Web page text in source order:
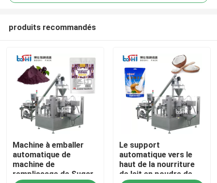
Accueil
A propos de nous
Contacts
produits recommandés
Machine à emballer
automatique de
machine de
remplissage de Sugar
Le support
automatique vers le
haut de la nourriture
de lait en poudre de